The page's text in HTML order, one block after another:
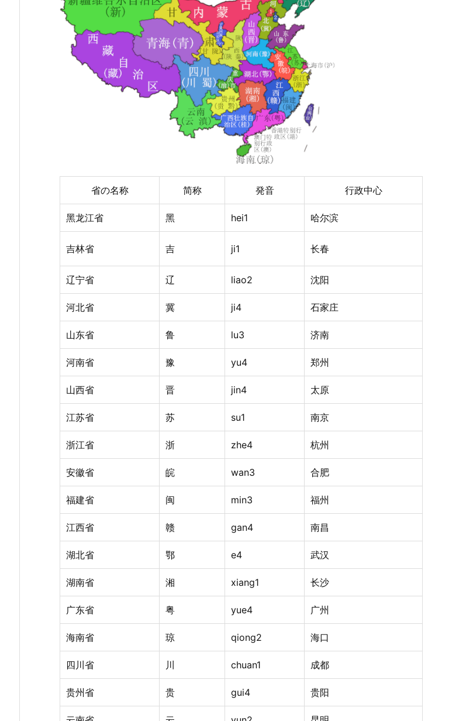
省の名称 简称 発音 行政中心
黑龙江省 黑 hei1 哈尔滨
吉林省 吉 ji1 长春
辽宁省 辽 liao2 沈阳
河北省 冀 ji4 石家庄
山东省 鲁 lu3 济南
河南省 豫 yu4 郑州
山西省 晋 jin4 太原
江苏省 苏 su1 南京
浙江省 浙 zhe4 杭州
安徽省 皖 wan3 合肥
福建省 闽 min3 福州
江西省 赣 gan4 南昌
湖北省 鄂 e4 武汉
湖南省 湘 xiang1 长沙
广东省 粤 yue4 广州
海南省 琼 qiong2 海口
四川省 川 chuan1 成都
贵州省 贵 gui4 贵阳